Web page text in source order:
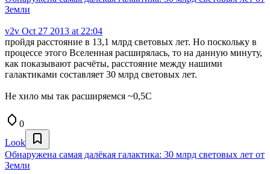
Земли
v2v Oct 27 2013 at 22:04
пройдя расстояние в 13,1 млрд световых лет. Но поскольку в
процессе этого Вселенная расширялась, то на данную минуту,
как показывают расчёты, расстояние между нашими
галактиками составляет 30 млрд световых лет.
Не хило мы так расширяемся ~0,5C
0
Look
Обнаружена самая далёкая галактика: 30 млрд световых лет от
Земли